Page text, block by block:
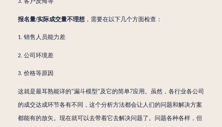
3.
报名量/实际成交量不理想，需要在以下几个方面检查：
1. 销售人员能力差
2. 公司环境差
3. 价格等原因
这就是最耳熟能详的"漏斗模型"及它的简单7应用。虽然，各行业各公司
的成交达成环节各有不同，这个分析方法都会让人们的问题和解决方案
都能有的放矢。现在就可以去带着它去解决问题了。问题各种各样，但